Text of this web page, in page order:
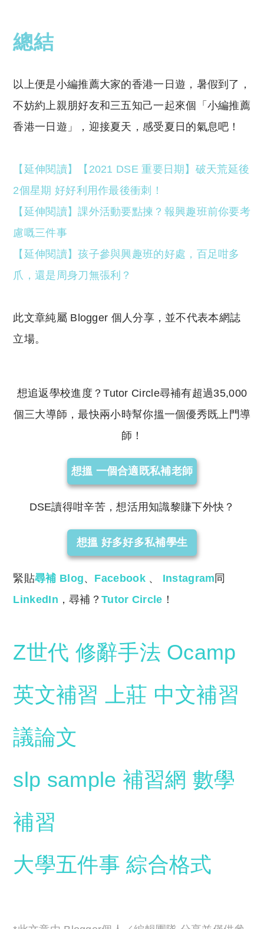
總結
以上便是小編推薦大家的香港一日遊，暑假到了，
不妨約上親朋好友和三五知己一起來個「小編推薦
香港一日遊」，迎接夏天，感受夏日的氣息吧！
【延伸閱讀】【2021 DSE 重要日期】破天荒延後
2個星期 好好利用作最後衝刺！
【延伸閱讀】課外活動要點揀？報興趣班前你要考
慮嘅三件事
【延伸閱讀】孩子參與興趣班的好處，百足咁多
爪，還是周身刀無張利？
此文章純屬 Blogger 個人分享，並不代表本網誌
立場。
想追返學校進度？Tutor Circle尋補有超過35,000
個三大導師，最快兩小時幫你搵一個優秀既上門導
師！
想搵 一個合適既私補老師
DSE讀得咁辛苦，想活用知識黎賺下外快？
想搵 好多好多私補學生
緊貼尋補 Blog、 Facebook 、 Instagram 同
LinkedIn ，尋補？Tutor Circle ！
Z世代 修辭手法 Ocamp
英文補習 上莊 中文補習
議論文
slp sample 補習網 數學
補習
大學五件事 綜合格式